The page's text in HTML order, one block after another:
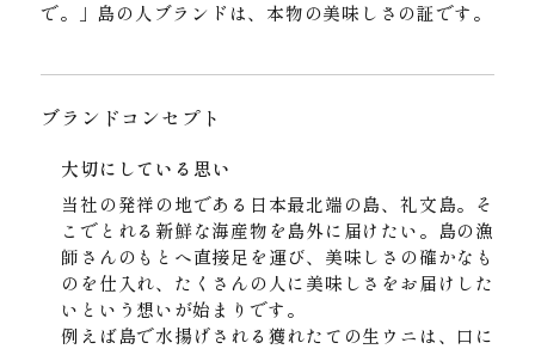
で。」島の人ブランドは、本物の美味しさの証です。
ブランドコンセプト
大切にしている思い
当社の発祥の地である日本最北端の島、礼文島。そ
こでとれる新鮮な海産物を島外に届けたい。島の漁
師さんのもとへ直接足を運び、美味しさの確かなも
のを仕入れ、たくさんの人に美味しさをお届けした
いという想いが始まりです。
例えば島で水揚げされる獲れたての生ウニは、口に